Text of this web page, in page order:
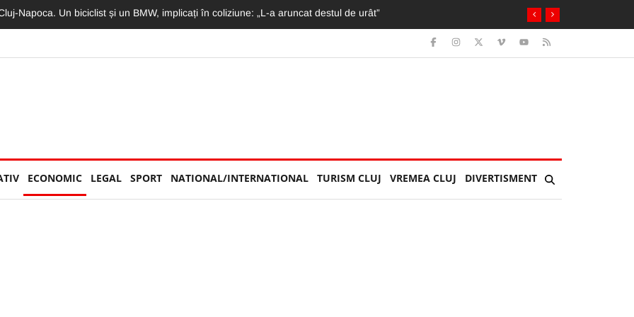
magazinele și fabricile: Ambalajele neconforme scot produsele de pe rafturi, iar firmele riscă amenzi și retrageri
ECONOMIC LEGAL SPORT NATIONAL/INTERNATIONAL TURISM CLUJ VREMEA CLUJ DIVERTISMENT